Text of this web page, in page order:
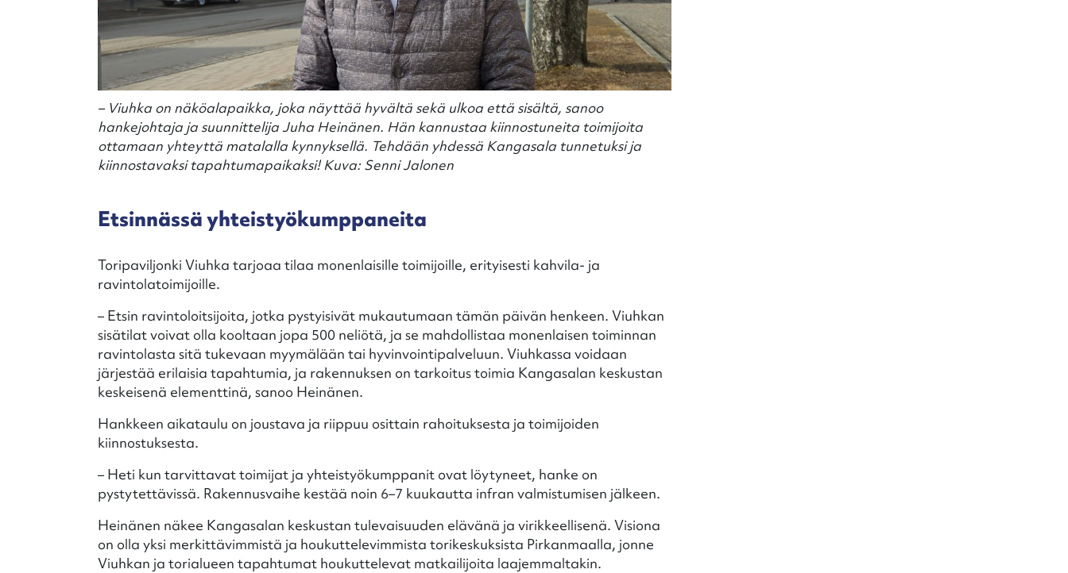
– Viuhka on näköalapaikka, joka näyttää hyvältä sekä ulkoa että sisältä, sanoo
hankejohtaja ja suunnittelija Juha Heinänen. Hän kannustaa kiinnostuneita toimijoita
ottamaan yhteyttä matalalla kynnyksellä. Tehdään yhdessä Kangasala tunnetuksi ja
kiinnostavaksi tapahtumapaikaksi! Kuva: Senni Jalonen
Etsinnässä yhteistyökumppaneita
Toripaviljonki Viuhka tarjoaa tilaa monenlaisille toimijoille, erityisesti kahvila- ja
ravintolatoimijoille.
– Etsin ravintoloitsijoita, jotka pystyisivät mukautumaan tämän päivän henkeen. Viuhkan
sisätilat voivat olla kooltaan jopa 500 neliötä, ja se mahdollistaa monenlaisen toiminnan
ravintolasta sitä tukevaan myymälään tai hyvinvointipalveluun. Viuhkassa voidaan
järjestää erilaisia tapahtumia, ja rakennuksen on tarkoitus toimia Kangasalan keskustan
keskeisenä elementtinä, sanoo Heinänen.
Hankkeen aikataulu on joustava ja riippuu osittain rahoituksesta ja toimijoiden
kiinnostuksesta.
– Heti kun tarvittavat toimijat ja yhteistyökumppanit ovat löytyneet, hanke on
pystytettävissä. Rakennusvaihe kestää noin 6–7 kuukautta infran valmistumisen jälkeen.
Heinänen näkee Kangasalan keskustan tulevaisuuden elävänä ja virikkeellisenä. Visiona
on olla yksi merkittävimmistä ja houkuttelevimmista torikeskuksista Pirkanmaalla, jonne
Viuhkan ja torialueen tapahtumat houkuttelevat matkailijoita laajemmaltakin.